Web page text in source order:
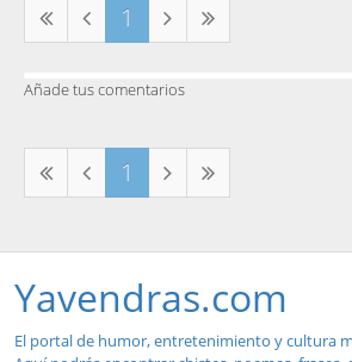
1
Añade tus comentarios
1
Yavendras.com
El portal de humor, entretenimiento y cultura